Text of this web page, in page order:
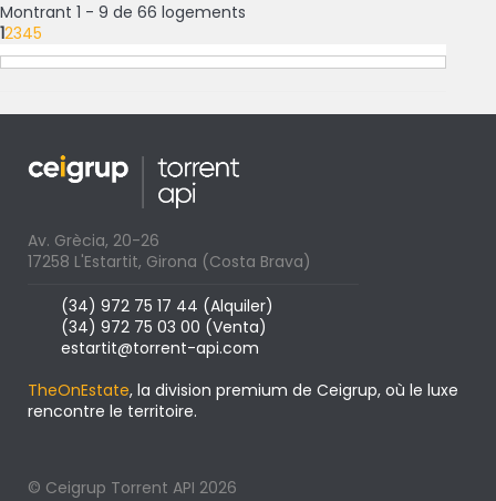
Montrant 1 - 9 de 66 logements
12345
Av. Grècia, 20-26
17258 L'Estartit, Girona (Costa Brava)
(34) 972 75 17 44 (Alquiler)
(34) 972 75 03 00 (Venta)
estartit@torrent-api.com
TheOnEstate, la division premium de Ceigrup, où le luxe
rencontre le territoire.
© Ceigrup Torrent API 2026